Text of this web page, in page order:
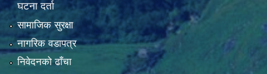
घटना दर्ता
सामाजिक सुरक्षा
नागरिक वडापत्र
निवेदनको ढाँचा